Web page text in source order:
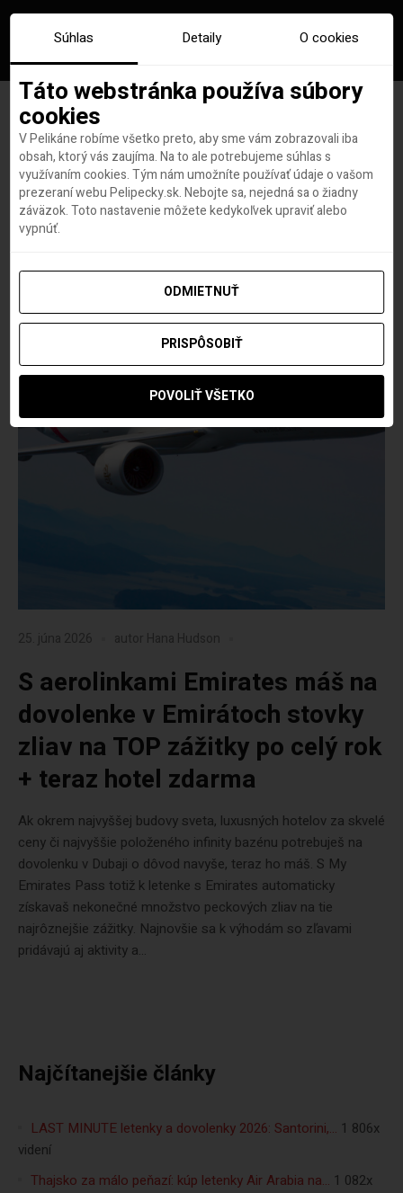
Značka:dubaj safari
25. júna 2026 autor Hana Hudson
S aerolinkami Emirates máš na
dovolenke v Emirátoch stovky
zliav na TOP zážitky po celý rok
+ teraz hotel zdarma
Ak okrem najvyššej budovy sveta, luxusných hotelov za skvelé
ceny či najvyššie položeného infinity bazénu potrebuješ na
dovolenku v Dubaji o dôvod navyše, teraz ho máš. S My
Emirates Pass totiž k letenke s Emirates automaticky
získavaš nekonečné množstvo peckových zliav na tie
najrôznejšie zážitky. Najnovšie sa k výhodám so zľavami
pridávajú aj aktivity a...
Najčítanejšie články
LAST MINUTE letenky a dovolenky 2026: Santorini,… 1 806x
videní
Thajsko za málo peňazí: kúp letenky Air Arabia na… 1 082x
Súhlas Detaily O cookies
Táto webstránka používa súbory
cookies
V Pelikáne robíme všetko preto, aby sme vám zobrazovali iba
obsah, ktorý vás zaujíma. Na to ale potrebujeme súhlas s
využívaním cookies. Tým nám umožníte používať údaje o vašom
prezeraní webu Pelipecky.sk. Nebojte sa, nejedná sa o žiadny
záväzok. Toto nastavenie môžete kedykoľvek upraviť alebo
vypnúť.
ODMIETNUŤ
PRISPÔSOBIŤ
POVOLIŤ VŠETKO